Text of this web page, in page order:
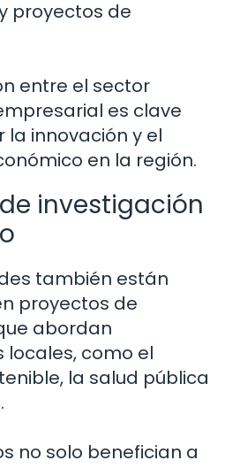
proyectos de
entre el sector
es clave
innovación y el
en la región.
investigación
también están
proyectos de
abordan
como el
la salud pública
no solo benefician a